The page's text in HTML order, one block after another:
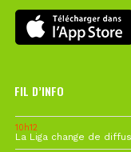
FIL D’INFO
10h12